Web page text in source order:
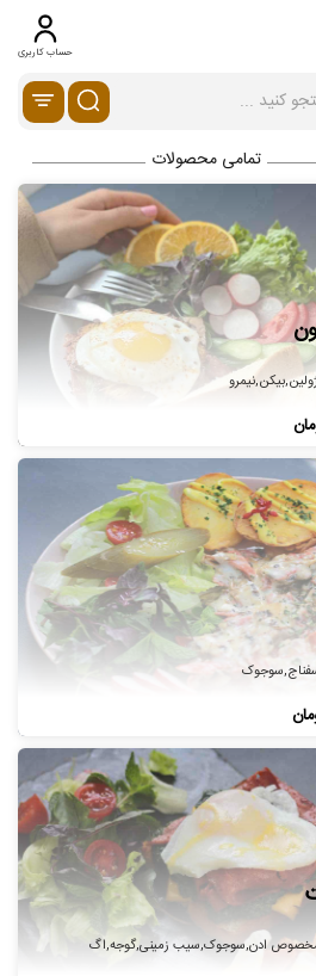
حساب کاربری
تمامی محصولات
مخصوص ادن,سوجوک,سیب زمینی,گوجه,اگ